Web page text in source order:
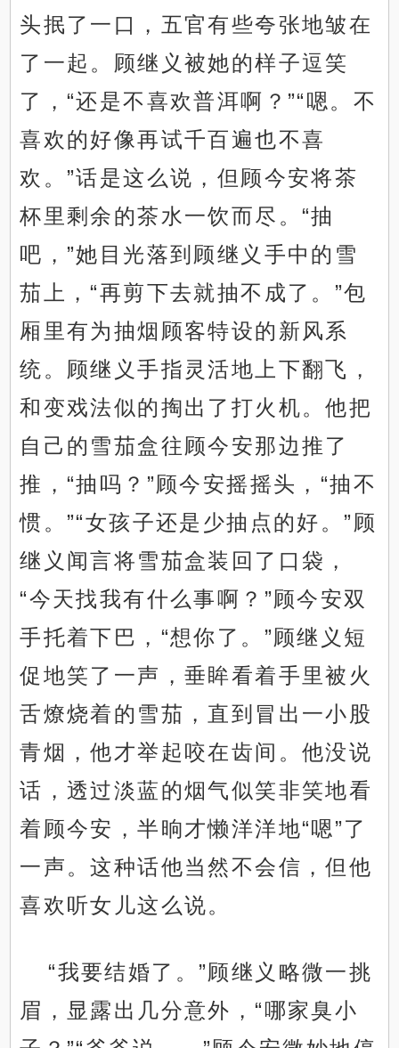
头抿了一口，五官有些夸张地皱在
了一起。顾继义被她的样子逗笑
了，“还是不喜欢普洱啊？”“嗯。不
喜欢的好像再试千百遍也不喜
欢。”话是这么说，但顾今安将茶
杯里剩余的茶水一饮而尽。“抽
吧，”她目光落到顾继义手中的雪
茄上，“再剪下去就抽不成了。”包
厢里有为抽烟顾客特设的新风系
统。顾继义手指灵活地上下翻飞，
和变戏法似的掏出了打火机。他把
自己的雪茄盒往顾今安那边推了
推，“抽吗？”顾今安摇摇头，“抽不
惯。”“女孩子还是少抽点的好。”顾
继义闻言将雪茄盒装回了口袋，
“今天找我有什么事啊？”顾今安双
手托着下巴，“想你了。”顾继义短
促地笑了一声，垂眸看着手里被火
舌燎烧着的雪茄，直到冒出一小股
青烟，他才举起咬在齿间。他没说
话，透过淡蓝的烟气似笑非笑地看
着顾今安，半晌才懒洋洋地“嗯”了
一声。这种话他当然不会信，但他
喜欢听女儿这么说。
“我要结婚了。”顾继义略微一挑
眉，显露出几分意外，“哪家臭小